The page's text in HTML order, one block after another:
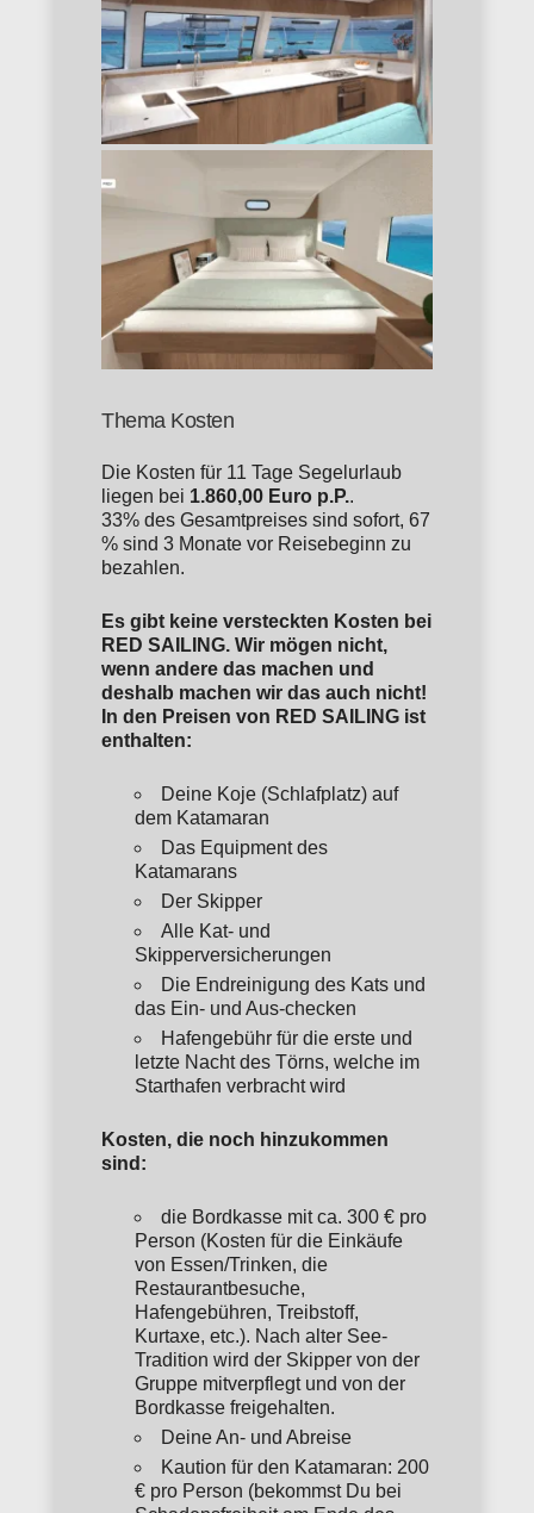
Thema Kosten
Die Kosten für 11 Tage Segelurlaub
liegen bei 1.860,00 Euro p.P..
33% des Gesamtpreises sind sofort, 67
% sind 3 Monate vor Reisebeginn zu
bezahlen.
Es gibt keine versteckten Kosten bei
RED SAILING. Wir mögen nicht,
wenn andere das machen und
deshalb machen wir das auch nicht!
In den Preisen von RED SAILING ist
enthalten:
Deine Koje (Schlafplatz) auf
dem Katamaran
Das Equipment des
Katamarans
Der Skipper
Alle Kat- und
Skipperversicherungen
Die Endreinigung des Kats und
das Ein- und Aus-checken
Hafengebühr für die erste und
letzte Nacht des Törns, welche im
Starthafen verbracht wird
Kosten, die noch hinzukommen
sind:
die Bordkasse mit ca. 300 € pro
Person (Kosten für die Einkäufe
von Essen/Trinken, die
Restaurantbesuche,
Hafengebühren, Treibstoff,
Kurtaxe, etc.). Nach alter See-
Tradition wird der Skipper von der
Gruppe mitverpflegt und von der
Bordkasse freigehalten.
Deine An- und Abreise
Kaution für den Katamaran: 200
€ pro Person (bekommst Du bei